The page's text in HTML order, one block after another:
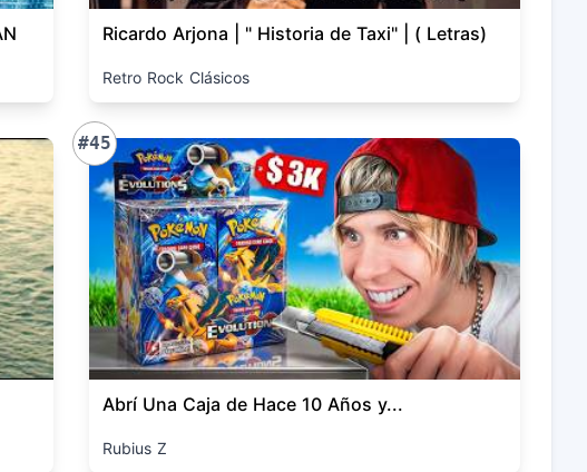
Ricardo Arjona | " Historia de Taxi" | ( Letras)
Retro Rock Clásicos
#45
Abrí Una Caja de Hace 10 Años y...
Rubius Z